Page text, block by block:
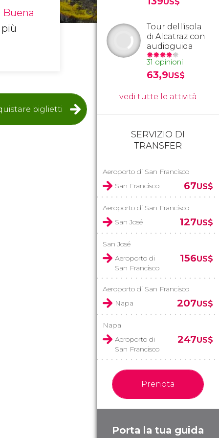
biglietti
Tour dell'isola
di Alcatraz con
audioguida
31 opinioni
63,9US$
vedi tutte le attività
SERVIZIO DI
TRANSFER
Aeroporto di San Francisco
San Francisco
67US$
Aeroporto di San Francisco
San José
127US$
San José
Aeroporto di
San Francisco
156US$
Aeroporto di San Francisco
Napa
207US$
Napa
Aeroporto di
San Francisco
247US$
Prenota
Porta la tua guida